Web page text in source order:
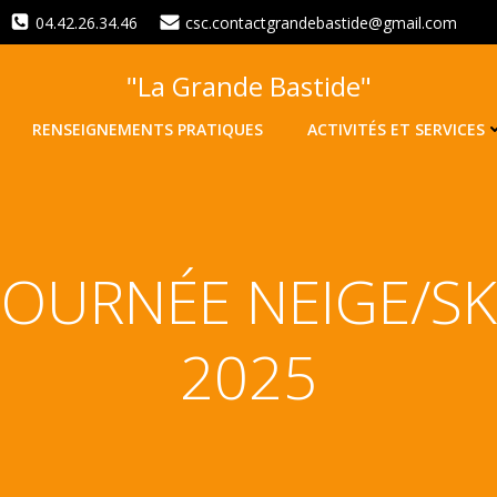
04.42.26.34.46 csc.contactgrandebastide@gmail.com
"La Grande Bastide"
RENSEIGNEMENTS PRATIQUES ACTIVITÉS ET SERVICES
NEIGE/
2025